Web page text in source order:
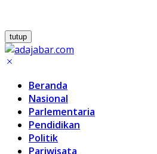
tutup
Beranda
Nasional
Parlementaria
Pendidikan
Politik
Pariwisata